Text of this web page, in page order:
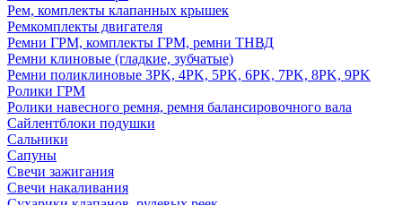
Рем, комплекты клапанных крышек
Ремкомплекты двигателя
Ремни ГРМ, комплекты ГРМ, ремни ТНВД
Ремни клиновые (гладкие, зубчатые)
Ремни поликлиновые 3PK, 4PK, 5PK, 6PK, 7PK, 8PK, 9PK
Ролики ГРМ
Ролики навесного ремня, ремня балансировочного вала
Сайлентблоки подушки
Сальники
Сапуны
Свечи зажигания
Свечи накаливания